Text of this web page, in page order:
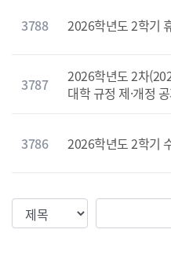
3788 2026학년도 2학기
3787
2026학년도 2차
대학 규정 제·개정
3786 2026학년도 2학기
검색조건 검색값